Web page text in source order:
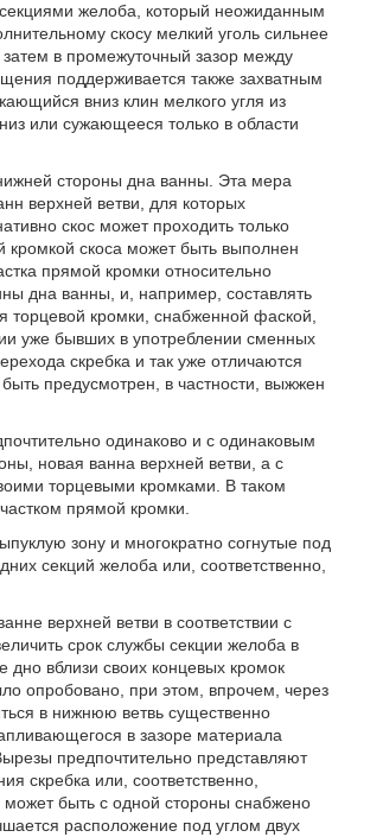
секциями желоба, который неожиданным
скосу мелкий уголь сильнее
затем в промежуточный зазор между
поддерживается также захватным
вниз клин мелкого угля из
или сужающееся только в области
стороны дна ванны. Эта мера
верхней ветви, для которых
скос может проходить только
кромкой скоса может быть выполнен
прямой кромки относительно
дна ванны, и, например, составлять
кромки, снабженной фаской,
уже бывших в употреблении сменных
скребка и так уже отличаются
предусмотрен, в частности, выжжен
одинаково и с одинаковым
новая ванна верхней ветви, а с
торцевыми кромками. В таком
прямой кромки.
зону и многократно согнутые под
секций желоба или, соответственно,
верхней ветви в соответствии с
срок службы секции желоба в
вблизи своих концевых кромок
опробовано, при этом, впрочем, через
в нижнюю ветвь существенно
в зазоре материала
предпочтительно представляют
скребка или, соответственно,
быть с одной стороны снабжено
расположение под углом двух